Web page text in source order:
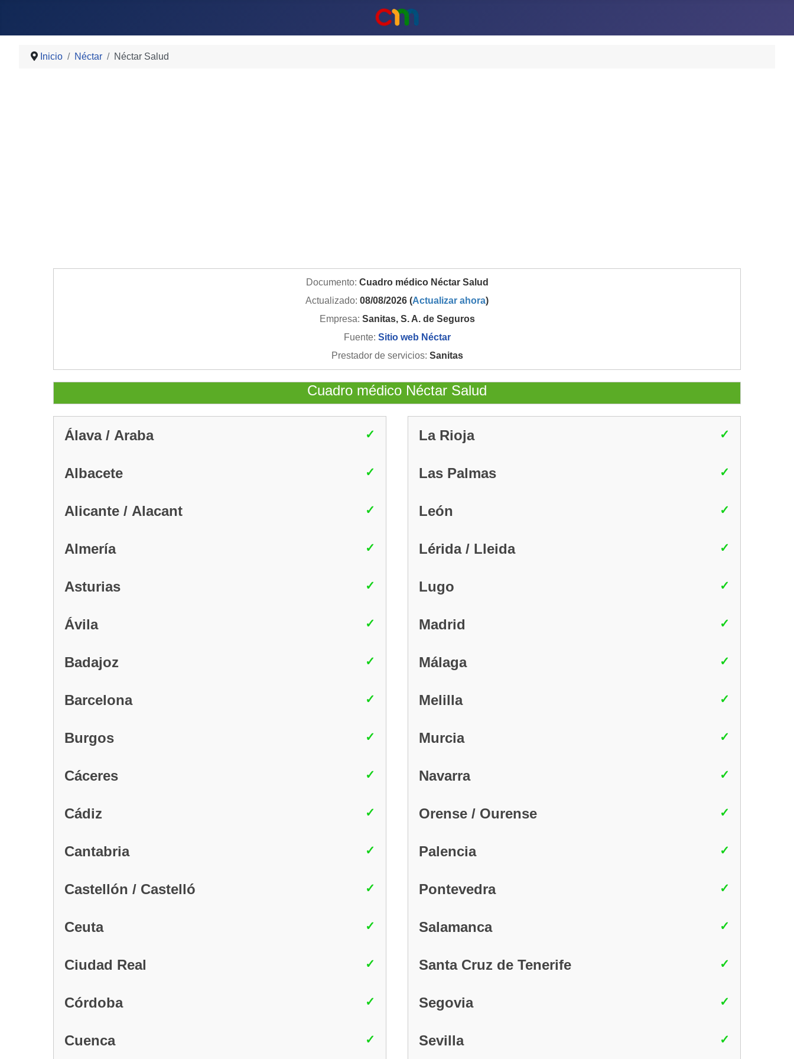
Inicio Néctar Néctar Salud
Documento: Cuadro médico Néctar Salud
Actualizado: 08/08/2026 (Actualizar ahora)
Empresa: Sanitas, S. A. de Seguros
Fuente: Sitio web Néctar
Prestador de servicios: Sanitas
Cuadro médico Néctar Salud
Álava / Araba
Albacete
Alicante / Alacant
Almería
Asturias
Ávila
Badajoz
Barcelona
Burgos
Cáceres
Cádiz
Cantabria
Castellón / Castelló
Ceuta
Ciudad Real
Córdoba
Cuenca
La Rioja
Las Palmas
León
Lérida / Lleida
Lugo
Madrid
Málaga
Melilla
Murcia
Navarra
Orense / Ourense
Palencia
Pontevedra
Salamanca
Santa Cruz de Tenerife
Segovia
Sevilla